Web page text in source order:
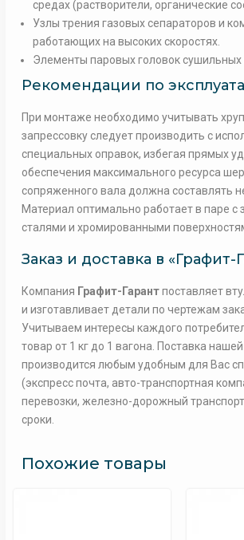
средах (растворители, органические
Узлы трения газовых сепараторов и
работающих на высоких скоростях.
Элементы паровых головок сушильных
Рекомендации по
При монтаже необходимо учитывать
запрессовку следует производить с
специальных оправок, избегая прямых
обеспечения максимального ресурса
сопряженного вала должна составлять
Материал оптимально работает в паре с
сталями и хромированными
Заказ и доставка в «Графит-
Компания Графит-Гарантпоставляет
и изготавливает детали по чертежам
Учитываем интересы каждого
товар от 1 кг до 1 вагона. Поставка
производится любым удобным для Вас
(экспресс почта, авто-транспортная
перевозки, железно-дорожный
сроки.
Похожие товары